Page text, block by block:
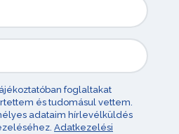
foglaltakat
és tudomásul vettem.
adataim hírlevélküldés
Adatkezelési